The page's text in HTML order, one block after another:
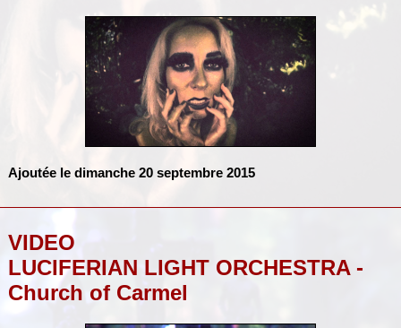
Ajoutée le dimanche 20 septembre 2015
VIDEO
LUCIFERIAN LIGHT ORCHESTRA -
Church of Carmel